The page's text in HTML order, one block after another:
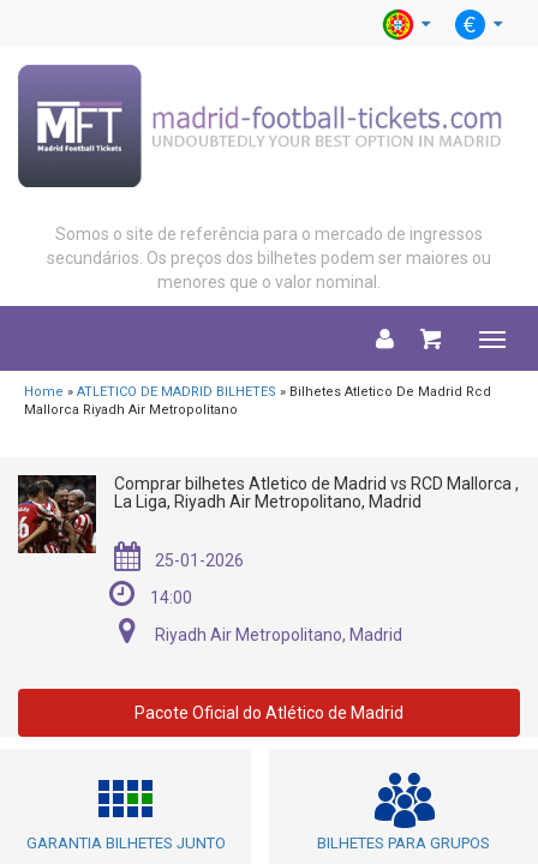
Somos o site de referência para o mercado de ingressos
secundários. Os preços dos bilhetes podem ser maiores ou
menores que o valor nominal.
Menu
Home » ATLETICO DE MADRID BILHETES » Bilhetes Atletico De Madrid Rcd
Mallorca Riyadh Air Metropolitano
Comprar bilhetes Atletico de Madrid vs RCD Mallorca ,
La Liga, Riyadh Air Metropolitano, Madrid
25-01-2026
14:00
Riyadh Air Metropolitano, Madrid
Pacote Oficial do Atlético de Madrid
GARANTIA BILHETES JUNTO BILHETES PARA GRUPOS